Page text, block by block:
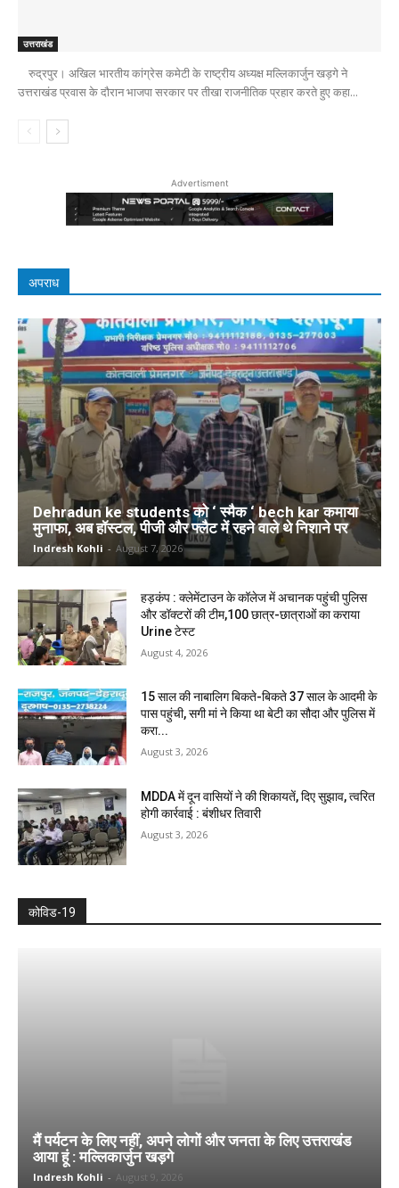
उत्तराखंड
रुद्रपुर। अखिल भारतीय कांग्रेस कमेटी के राष्ट्रीय अध्यक्ष मल्लिकार्जुन खड़गे ने
उत्तराखंड प्रवास के दौरान भाजपा सरकार पर तीखा राजनीतिक प्रहार करते हुए कहा...
Advertisment
अपराध
Dehradun ke students को ‘ स्मैक ‘ bech kar कमाया
मुनाफा, अब हॉस्टल, पीजी और फ्लैट में रहने वाले थे निशाने पर
Indresh Kohli - August 7, 2026
हड़कंप : क्लेमेंटाउन के कॉलेज में अचानक पहुंची पुलिस
और डॉक्टरों की टीम,100 छात्र-छात्राओं का कराया
Urine टेस्ट
August 4, 2026
15 साल की नाबालिग बिकते-बिकते 37 साल के आदमी के
पास पहुंची, सगी मां ने किया था बेटी का सौदा और पुलिस में
करा...
August 3, 2026
MDDA में दून वासियों ने की शिकायतें, दिए सुझाव, त्वरित
होगी कार्रवाई : बंशीधर तिवारी
August 3, 2026
कोविड-19
मैं पर्यटन के लिए नहीं, अपने लोगों और जनता के लिए उत्तराखंड
आया हूं : मल्लिकार्जुन खड़गे
Indresh Kohli - August 9, 2026